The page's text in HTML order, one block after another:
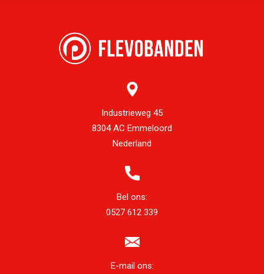
Industrieweg 45
8304 AC Emmeloord
Nederland
Bel ons:
0527 612 339
E-mail ons: